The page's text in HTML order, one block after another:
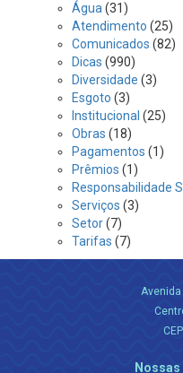
Água (31)
Atendimento (25)
Comunicados (82)
Dicas (990)
Diversidade (3)
Esgoto (3)
Institucional (25)
Obras (18)
Pagamentos (1)
Prêmios (1)
Responsabilidade
Serviços (3)
Setor(7)
Tarifas (7)